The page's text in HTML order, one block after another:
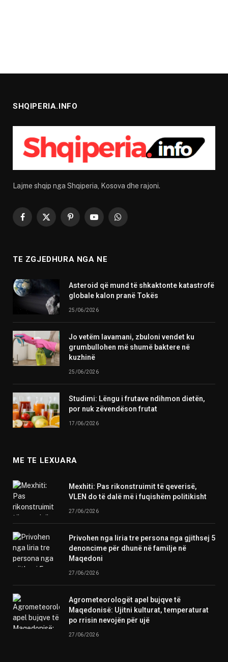
SHQIPERIA.INFO
Lajme shqip nga Shqiperia, Kosova dhe rajoni.
Facebook
X
PinterestYouTubeWhatsApp
TE ZGJEDHURA NGA NE
Asteroid që mund të shkaktonte katastrofë
globale kalon pranë Tokës
25/06/2026
Jo vetëm lavamani, zbuloni vendet ku
grumbullohen më shumë baktere në
kuzhinë
25/06/2026
Studimi: Lëngu i frutave ndihmon dietën,
por nuk zëvendëson frutat
17/06/2026
ME TE LEXUARA
Mexhiti: Pas rikonstruimit të qeverisë,
VLEN do të dalë më i fuqishëm politikisht
27/06/2026
Privohen nga liria tre persona nga gjithsej 5
denoncime për dhunë në familje në
Maqedoni
27/06/2026
Agrometeorologët apel bujqve të
Maqedonisë: Ujitni kulturat, temperaturat
po rrisin nevojën për ujë
27/06/2026